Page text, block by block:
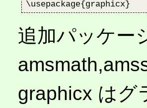
追加パッケー
graphicx はグ